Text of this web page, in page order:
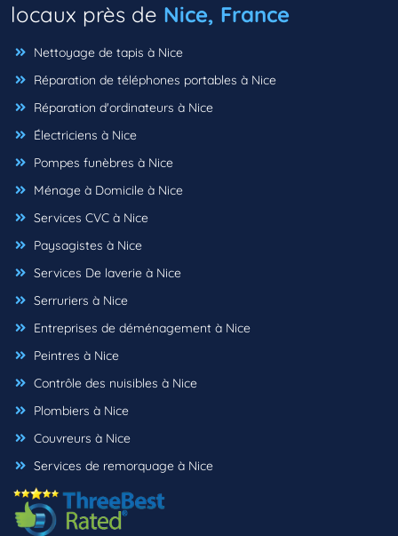
locaux près de Nice, France
Nettoyage de tapis à Nice
Réparation de téléphones portables à Nice
Réparation d'ordinateurs à Nice
Électriciens à Nice
Pompes funèbres à Nice
Ménage à Domicile à Nice
Services CVC à Nice
Paysagistes à Nice
Services De laverie à Nice
Serruriers à Nice
Entreprises de déménagement à Nice
Peintres à Nice
Contrôle des nuisibles à Nice
Plombiers à Nice
Couvreurs à Nice
Services de remorquage à Nice